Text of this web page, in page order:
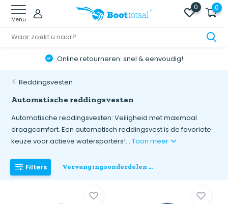
Menu
0 0
Online retourneren: snel & eenvoudig!
Reddingsvesten
Automatische reddingsvesten
Automatische reddingsvesten: Veiligheid met maximaal
draagcomfort. Een automatisch reddingsvest is de favoriete
keuze voor actieve watersporters!...Toon meer
Filters Vervangingsonderdelen ...